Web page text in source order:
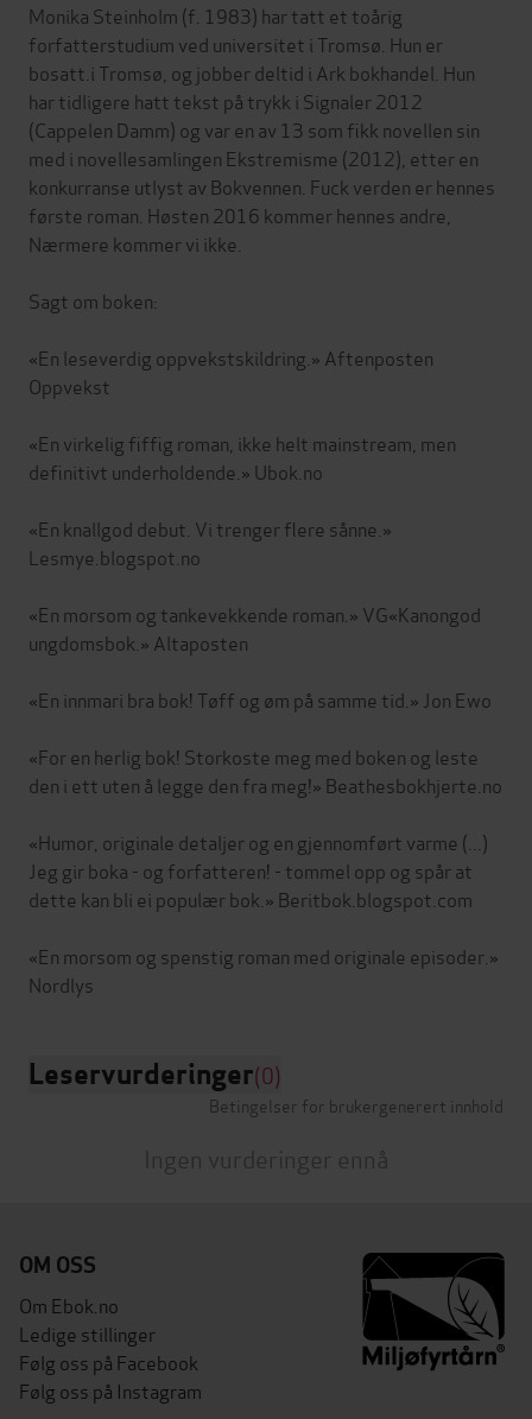
Monika Steinholm (f. 1983) har tatt et toårig
forfatterstudium ved universitet i Tromsø. Hun er
bosatt.i Tromsø, og jobber deltid i Ark bokhandel. Hun
har tidligere hatt tekst på trykk i Signaler 2012
(Cappelen Damm) og var en av 13 som fikk novellen sin
med i novellesamlingen Ekstremisme (2012), etter en
konkurranse utlyst av Bokvennen. Fuck verden er hennes
første roman. Høsten 2016 kommer hennes andre,
Nærmere kommer vi ikke.
Sagt om boken:
«En leseverdig oppvekstskildring.» Aftenposten
Oppvekst
«En virkelig fiffig roman, ikke helt mainstream, men
definitivt underholdende.» Ubok.no
«En knallgod debut. Vi trenger flere sånne.»
Lesmye.blogspot.no
«En morsom og tankevekkende roman.» VG«Kanongod
ungdomsbok.» Altaposten
«En innmari bra bok! Tøff og øm på samme tid.» Jon Ewo
«For en herlig bok! Storkoste meg med boken og leste
den i ett uten å legge den fra meg!» Beathesbokhjerte.no
«Humor, originale detaljer og en gjennomført varme (...)
Jeg gir boka - og forfatteren! - tommel opp og spår at
dette kan bli ei populær bok.» Beritbok.blogspot.com
«En morsom og spenstig roman med originale episoder.»
Leservurderinger(0)
Betingelser for brukergenerert innhold
Ingen vurderinger ennå
OM OSS
Om Ebok.no
Ledige stillinger
Følg oss på Facebook
Følg oss på Instagram